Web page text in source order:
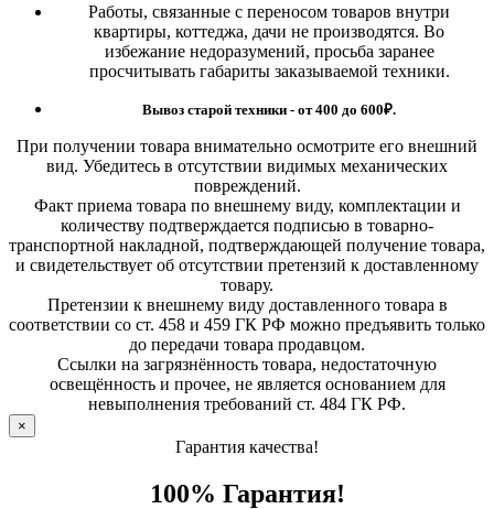
Работы, связанные с переносом товаров внутри
квартиры, коттеджа, дачи не производятся. Во
избежание недоразумений, просьба заранее
просчитывать габариты заказываемой техники.
Вывоз старой техники - от 400 до 600₽.
При получении товара внимательно осмотрите его внешний
вид. Убедитесь в отсутствии видимых механических
повреждений.
Факт приема товара по внешнему виду, комплектации и
количеству подтверждается подписью в товарно-
транспортной накладной, подтверждающей получение товара,
и свидетельствует об отсутствии претензий к доставленному
товару.
Претензии к внешнему виду доставленного товара в
соответствии со ст. 458 и 459 ГК РФ можно предъявить только
до передачи товара продавцом.
Ссылки на загрязнённость товара, недостаточную
освещённость и прочее, не является основанием для
невыполнения требований ст. 484 ГК РФ.
×
Гарантия качества!
100% Гарантия!